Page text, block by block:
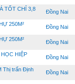
TỐT CHỈ 3,8
Đồng Nai
250M²
Đồng Nai
250M²
Đồng Nai
HIỆP
Đồng Nai
Thị trấn Định
Đồng Nai